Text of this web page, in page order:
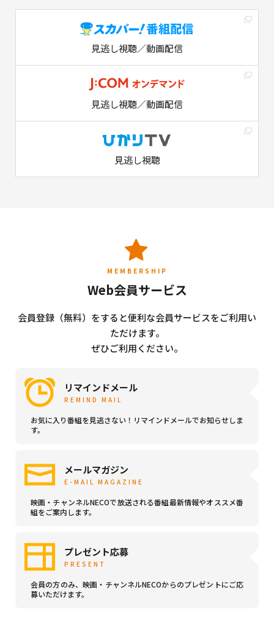
見逃し視聴／動画配信
見逃し視聴／動画配信
見逃し視聴
MEMBERSHIP
Web会員サービス
会員登録（無料）をすると便利な会員サービスをご利用い
ただけます。
ぜひご利用ください。
リマインドメール
REMIND MAIL
お気に入り番組を見逃さない！リマインドメールでお知らせしま
す。
メールマガジン
E-MAIL MAGAZINE
映画・チャンネルNECOで放送される番組最新情報やオススメ番
組をご案内します。
プレゼント応募
PRESENT
会員の方のみ、映画・チャンネルNECOからのプレゼントにご応
募いただけます。